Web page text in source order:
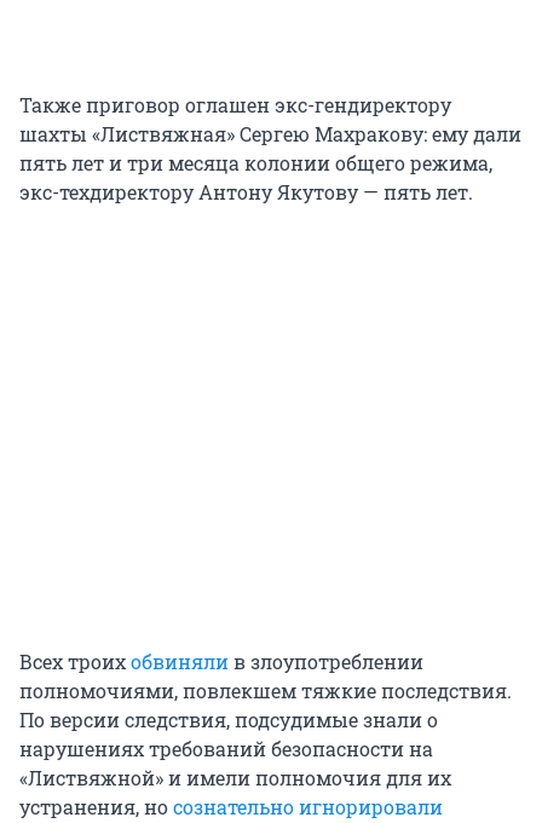
Также приговор оглашен экс-гендиректору
шахты «Листвяжная» Сергею Махракову: ему дали
пять лет и три месяца колонии общего режима,
экс-техдиректору Антону Якутову — пять лет.
Всех троихобвинялив злоупотреблении
полномочиями, повлекшем тяжкие последствия.
По версии следствия, подсудимые знали о
нарушениях требований безопасности на
«Листвяжной» и имели полномочия для их
устранения, носознательно игнорировали